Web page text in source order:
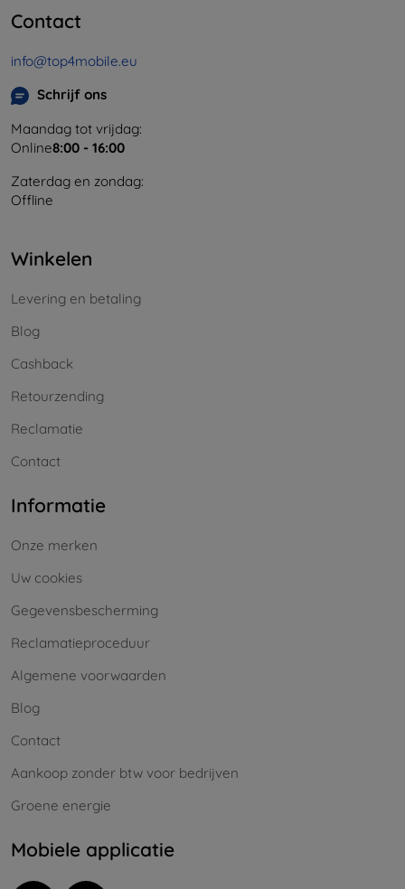
Contact
info@top4mobile.eu
Schrijf ons
Maandag tot vrijdag:
Online8:00 - 16:00
Zaterdag en zondag:
Offline
Winkelen
Levering en betaling
Blog
Cashback
Retourzending
Reclamatie
Contact
Informatie
Onze merken
Uw cookies
Gegevensbescherming
Reclamatieproceduur
Algemene voorwaarden
Blog
Contact
Aankoop zonder btw voor bedrijven
Groene energie
Mobiele applicatie